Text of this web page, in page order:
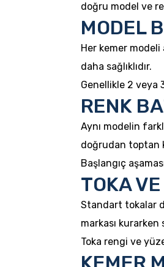
doğru model ve
MODEL
Her kemer modeli
daha sağlıklıdır.
Genellikle 2 veya
RENK
Aynı modelin
doğrudan toptan
Başlangıç
TOKA
Standart tokalar
markası
Toka rengi ve